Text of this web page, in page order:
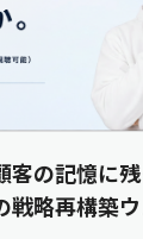
客の記憶に
戦略再構築